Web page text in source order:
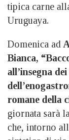
tipica carne
Uruguaya.
Domenica ad
Bianca,
all’insegna
romane della
giornata sarà
che, intorno